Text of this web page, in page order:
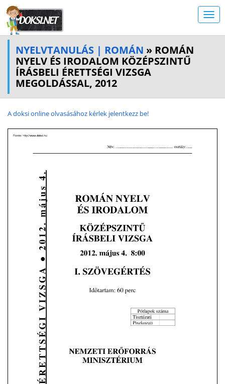
NYELVTANULÁS | ROMÁN » ROMÁN
NYELV ÉS IRODALOM KÖZÉPSZINTŰ
ÍRÁSBELI ÉRETTSÉGI VIZSGA
MEGOLDÁSSAL, 2012
A doksi online olvasásához kérlek jelentkezz be!